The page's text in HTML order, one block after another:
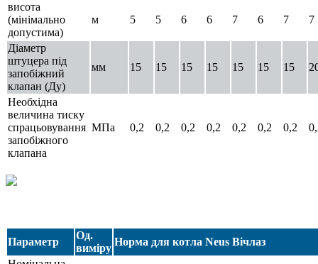
висота
(мінімально
допустима)
м 5 5 6 6 7 6 7 7
Діаметр
штуцера під
запобіжний
клапан (Ду)
мм 15 15 15 15 15 15 15
Необхідна
величина тиску
спрацьовування
запобіжного
клапана
МПа 0,2 0,2 0,2 0,2 0,2 0,2 0,2
Параметр
Од.
виміру
Норма для котла Neus Вічлаз